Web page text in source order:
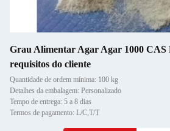
Grau Alimentar Agar Agar 1000 CAS
requisitos do cliente
Quantidade de ordem mínima: 100 kg
Detalhes da embalagem: Personalizado
Tempo de entrega: 5 a 8 dias
Termos de pagamento: L/C,T/T